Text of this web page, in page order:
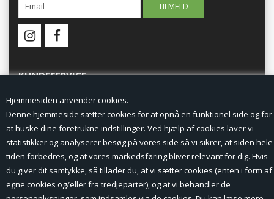
Hjemmesiden anvender cookies.
Denne hjemmeside sætter cookies for at opnå en funktionel side og for
at huske dine foretrukne indstillinger. Ved hjælp af cookies laver vi
statistikker og analyserer besøg på vores side så vi sikrer, at siden hele
tiden forbedres, og at vores markedsføring bliver relevant for dig. Hvis
du giver dit samtykke, så tillader du, at vi sætter cookies (enten i form af
egne cookies og/eller fra tredjeparter), og at vi behandler de
KUNDESERVICE
Forside
Min Konto
Nyheder
Vilkår og betingelser